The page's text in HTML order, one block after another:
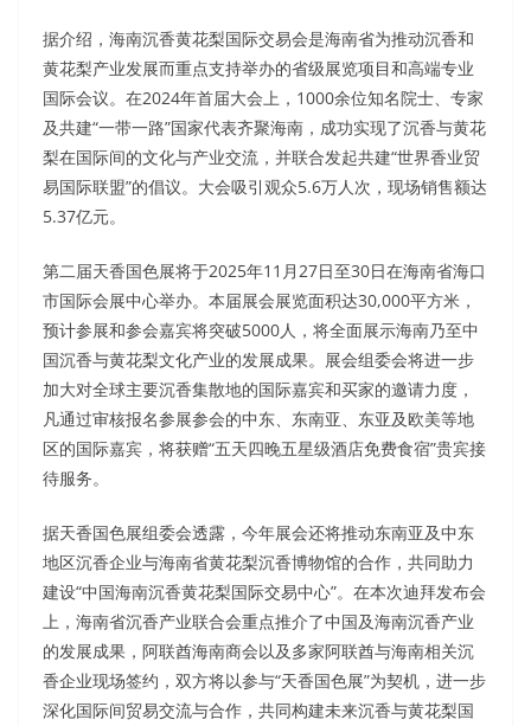
据介绍，海南沉香黄花梨国际交易会是海南省为推动沉香和
黄花梨产业发展而重点支持举办的省级展览项目和高端专业
国际会议。在2024年首届大会上，1000余位知名院士、专家
及共建“一带一路”国家代表齐聚海南，成功实现了沉香与黄花
梨在国际间的文化与产业交流，并联合发起共建“世界香业贸
易国际联盟”的倡议。大会吸引观众5.6万人次，现场销售额达
5.37亿元。
第二届天香国色展将于2025年11月27日至30日在海南省海口
市国际会展中心举办。本届展会展览面积达30,000平方米，
预计参展和参会嘉宾将突破5000人，将全面展示海南乃至中
国沉香与黄花梨文化产业的发展成果。展会组委会将进一步
加大对全球主要沉香集散地的国际嘉宾和买家的邀请力度，
凡通过审核报名参展参会的中东、东南亚、东亚及欧美等地
区的国际嘉宾，将获赠“五天四晚五星级酒店免费食宿”贵宾接
待服务。
据天香国色展组委会透露，今年展会还将推动东南亚及中东
地区沉香企业与海南省黄花梨沉香博物馆的合作，共同助力
建设“中国海南沉香黄花梨国际交易中心”。在本次迪拜发布会
上，海南省沉香产业联合会重点推介了中国及海南沉香产业
的发展成果，阿联酋海南商会以及多家阿联酋与海南相关沉
香企业现场签约，双方将以参与“天香国色展”为契机，进一步
深化国际间贸易交流与合作，共同构建未来沉香与黄花梨国